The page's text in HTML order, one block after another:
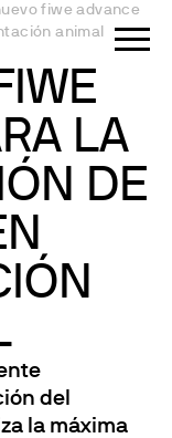
fiwe advance
animal
LA
DE
del
la máxima